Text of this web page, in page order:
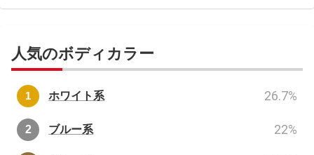
人気のボディカラー
ホワイト系 26.7%
ブルー系 22%